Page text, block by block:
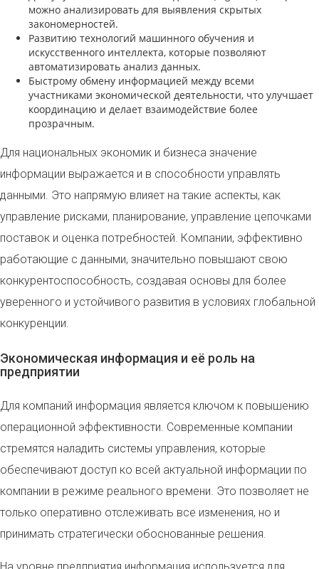
можно анализировать для выявления скрытых
закономерностей.
Развитию технологий машинного обучения и
искусственного интеллекта, которые позволяют
автоматизировать анализ данных.
Быстрому обмену информацией между всеми
участниками экономической деятельности, что улучшает
координацию и делает взаимодействие более
прозрачным.
Для национальных экономик и бизнеса значение
информации выражается и в способности управлять
данными. Это напрямую влияет на такие аспекты, как
управление рисками, планирование, управление цепочками
поставок и оценка потребностей. Компании, эффективно
работающие с данными, значительно повышают свою
конкурентоспособность, создавая основы для более
уверенного и устойчивого развития в условиях глобальной
конкуренции.
Экономическая информация и её роль на
предприятии
Для компаний информация является ключом к повышению
операционной эффективности. Современные компании
стремятся наладить системы управления, которые
обеспечивают доступ ко всей актуальной информации по
компании в режиме реального времени. Это позволяет не
только оперативно отслеживать все изменения, но и
принимать стратегически обоснованные решения.
На уровне предприятия информация используется для